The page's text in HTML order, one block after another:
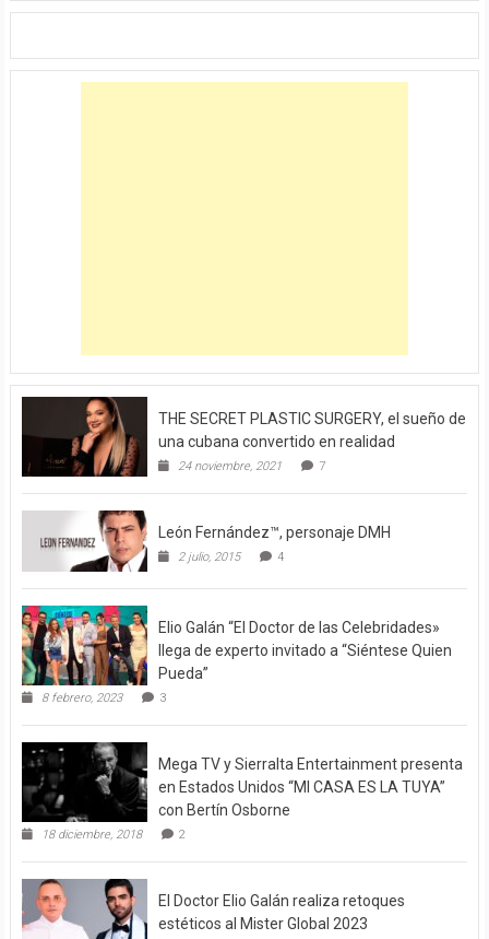
THE SECRET PLASTIC SURGERY, el sueño de
una cubana convertido en realidad
24 noviembre, 2021 7
León Fernández™, personaje DMH
2 julio, 2015 4
Elio Galán “El Doctor de las Celebridades»
llega de experto invitado a “Siéntese Quien
Pueda”
8 febrero, 2023 3
Mega TV y Sierralta Entertainment presenta
en Estados Unidos “MI CASA ES LA TUYA”
con Bertín Osborne
18 diciembre, 2018 2
El Doctor Elio Galán realiza retoques
estéticos al Mister Global 2023